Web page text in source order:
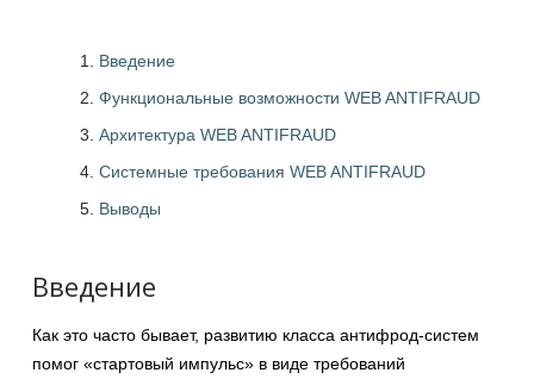
Введение
Функциональные возможности WEB ANTIFRAUD
Архитектура WEB ANTIFRAUD
Системные требования WEB ANTIFRAUD
Выводы
Введение
Как это часто бывает, развитию класса антифрод-систем
помог «стартовый импульс» в виде требований